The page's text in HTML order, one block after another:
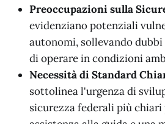
Preoccupazioni sulla
evidenziano potenziali
autonomi, sollevando
di operare in condizioni
Necessità di Standard
sottolinea l'urgenza di
sicurezza federali più